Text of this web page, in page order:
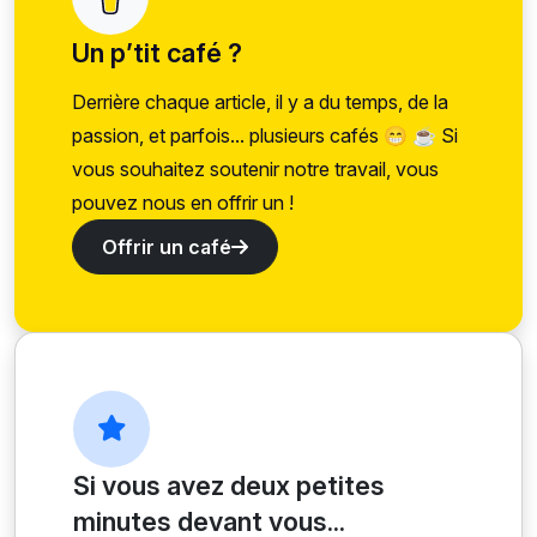
Un p’tit café ?
Derrière chaque article, il y a du temps, de la
passion, et parfois... plusieurs cafés 😁 ☕ Si
vous souhaitez soutenir notre travail, vous
pouvez nous en offrir un !
Offrir un café
Si vous avez deux petites
minutes devant vous...